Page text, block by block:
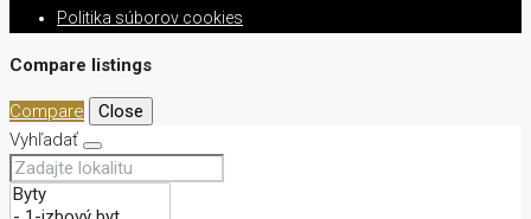
Politika súborov cookies
Compare listings
Compare
Close
Vyhľadať